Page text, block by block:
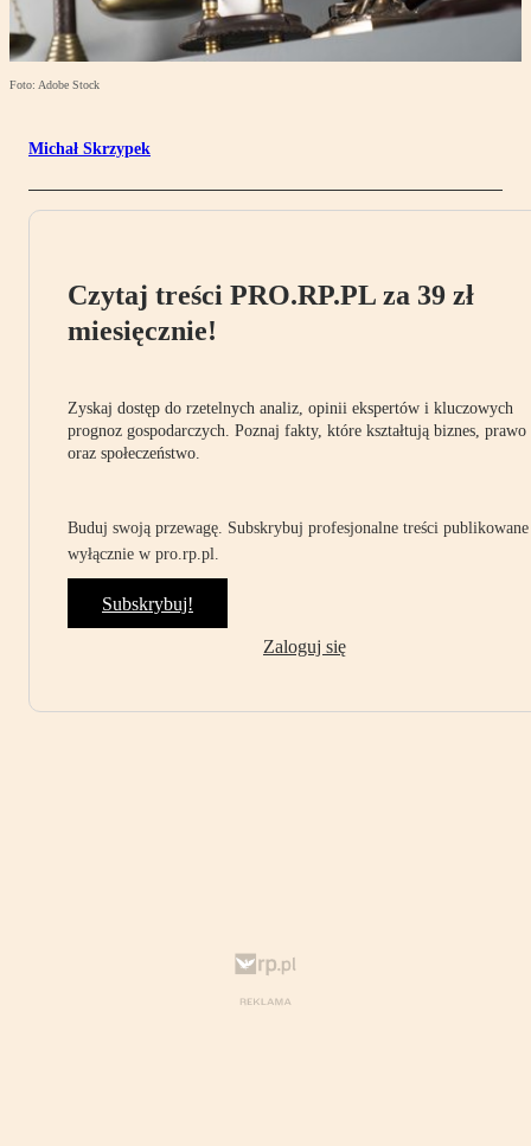
Foto: Adobe Stock
Michał Skrzypek
Czytaj treści PRO.RP.PL za 39 zł
miesięcznie!
Zyskaj dostęp do rzetelnych analiz, opinii ekspertów i kluczowych
prognoz gospodarczych. Poznaj fakty, które kształtują biznes, prawo
oraz społeczeństwo.
Buduj swoją przewagę. Subskrybuj profesjonalne treści publikowane
wyłącznie w pro.rp.pl.
Subskrybuj!
Zaloguj się